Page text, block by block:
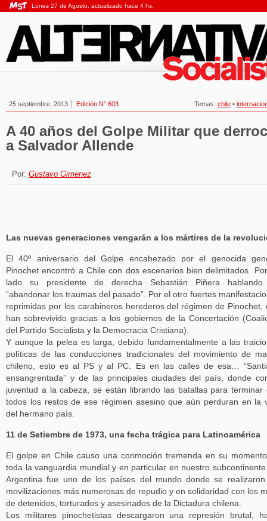
Lunes 27 de Agosto, actualizado hace 4 hs.
25 septiembre, 2013 Edición N° 603 Temas: chile •
A 40 años del Golpe Militar que
a Salvador Allende
Por: Gustavo Gimenez
Las nuevas generaciones vengarán a los mártires de la
El 40º aniversario del Golpe encabezado por el genocida
Pinochet encontró a Chile con dos escenarios bien delimitados.
lado su presidente de derecha Sebastián Piñera
“abandonar los traumas del pasado”. Por el otro fuertes
reprimidas por los carabineros herederos del régimen de Pinochet,
han sobrevivido gracias a los gobiernos de la Concertación
del Partido Socialista y la Democracia Cristiana).
Y aunque la pelea es larga, debido fundamentalmente a las
políticas de las conducciones tradicionales del movimiento de
chileno, esto es al PS y al PC. Es en las calles de esa…
ensangrentada” y de las principales ciudades del país, donde
juventud a la cabeza, se están librando las batallas para terminar
todos los restos de ese régimen asesino que aún perduran en la
del hermano país.
11 de Setiembre de 1973, una fecha trágica para Latinoamérica
El golpe en Chile causo una conmoción tremenda en su
toda la vanguardia mundial y en particular en nuestro
Argentina fue uno de los países del mundo donde se
movilizaciones más numerosas de repudio y en solidaridad con los
de detenidos, torturados y asesinados de la Dictadura chilena.
Los militares pinochetistas descargaron una represión brutal,